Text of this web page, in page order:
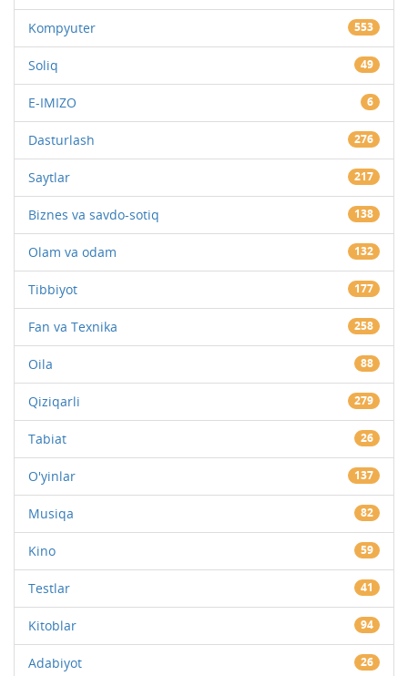
Kompyuter 553
Soliq 49
E-IMIZO 6
Dasturlash 276
Saytlar 217
Biznes va savdo-sotiq 138
Olam va odam 132
Tibbiyot 177
Fan va Texnika 258
Oila 88
Qiziqarli 279
Tabiat 26
O'yinlar 137
Musiqa 82
Kino 59
Testlar 41
Kitoblar 94
Adabiyot 26